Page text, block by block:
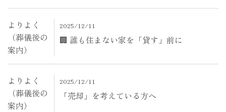
よりよく
（葬儀後の
案内）
2025/12/11
🏢 誰も住まない家を「貸す」前に
よりよく
（葬儀後の
案内）
2025/12/11
「売却」を考えている方へ